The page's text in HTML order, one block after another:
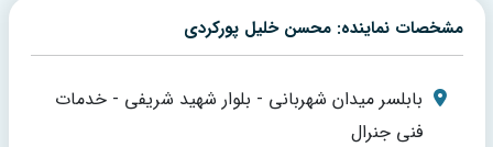
مشخصات نماینده: محسن خلیل پورکردی
بابلسر میدان شهربانی - بلوار شهید شریفی - خدمات
فنی جنرال